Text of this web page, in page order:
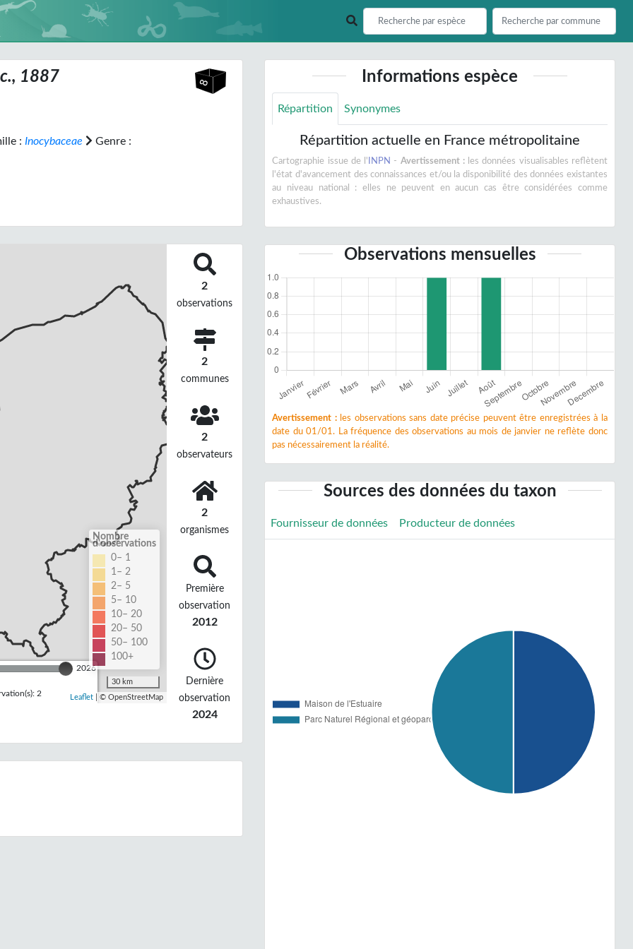
1887
: Inocybaceae Genre :
2026
2
Nombre
d'observations
0– 1
1– 2
2– 5
5– 10
10– 20
20– 50
50– 100
100+
30 km
Leaflet| © OpenStreetMap
2
observations
2
communes
2
observateurs
2
organismes
Première
observation
2012
Dernière
observation
2024
Informations espèce
Répartition Synonymes
Répartition actuelle en France métropolitaine
Cartographie issue de l' INPN - Avertissement :les données visualisables reflètent
l'état d'avancement des connaissances et/ou la disponibilité des données existantes
au niveau national : elles ne peuvent en aucun cas être considérées comme
exhaustives.
Observations mensuelles
Avertissement :les observations sans date précise peuvent être enregistrées à la
date du 01/01. La fréquence des observations au mois de janvier ne reflète donc
pas nécessairement la réalité.
Sources des données du taxon
Fournisseur de données Producteur de données